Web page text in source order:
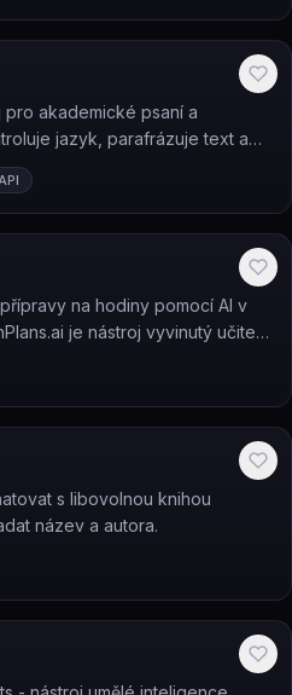
pro akademické psaní a
jazyk, parafrázuje text a
základě modelů trénovaných
článků.
na hodiny pomocí AI v
je nástroj vyvinutý učiteli,
výukových plánů pro
s libovolnou knihou
název a autora.